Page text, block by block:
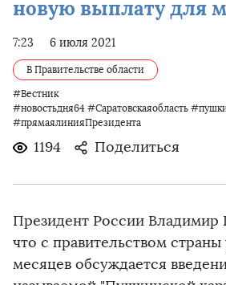
новую выплату для
7:23 6 июля 2021
В Правительстве области
#Вестник
#новостьдня64 #Саратовскаяобласть
#прямаялинияПрезидента
1194 Поделиться
Президент России Владимир
что с правительством
месяцев обсуждается